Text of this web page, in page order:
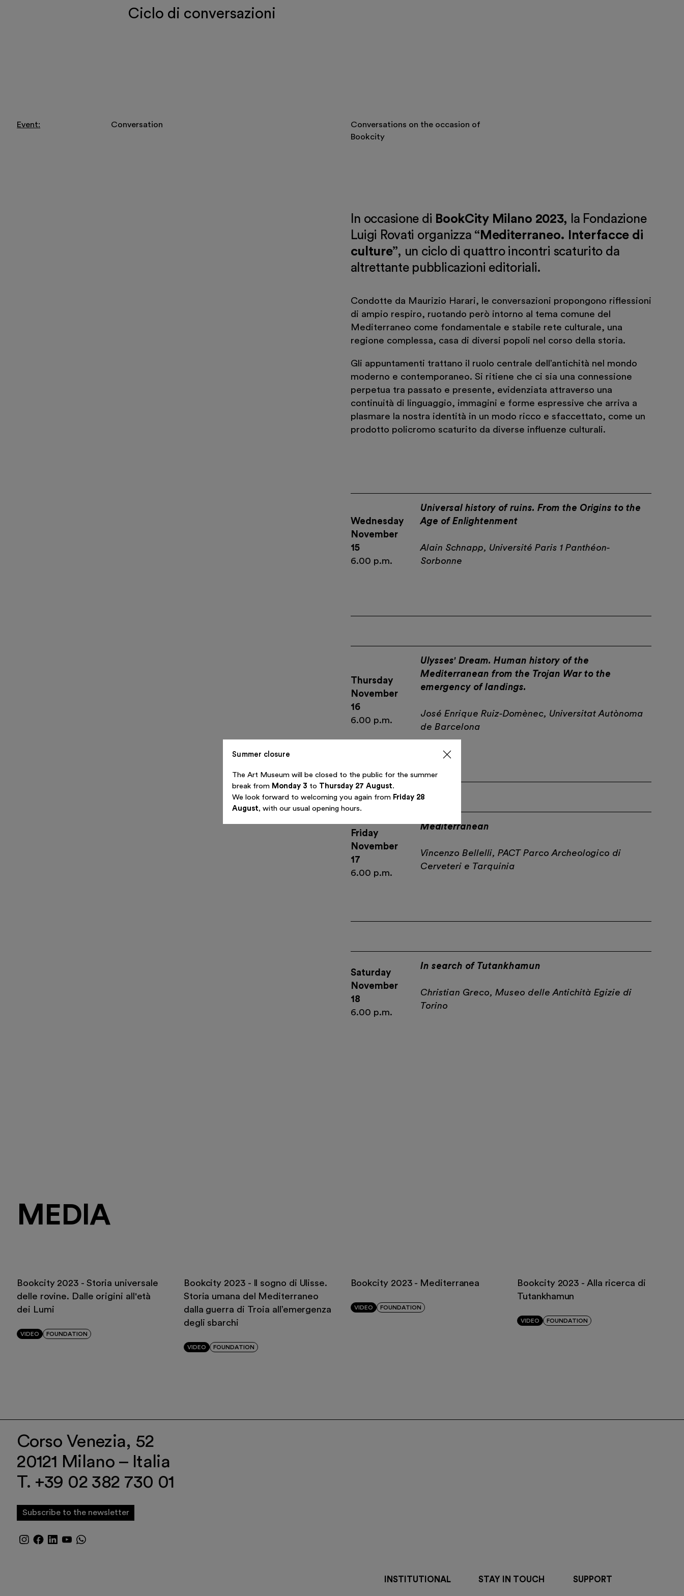
Education
Ciclo di conversazioni
Event Conversation
Conversations on the occasion of
Bookcity
In occasione di BookCity Milano 2023, la Fondazione
Luigi Rovati organizza “Mediterraneo. Interfacce di
culture”, un ciclo di quattro incontri scaturito da
altrettante pubblicazioni editoriali.
Condotte da Maurizio Harari, le conversazioni propongono riflessioni
di ampio respiro, ruotando però intorno al tema comune del
Mediterraneo come fondamentale e stabile rete culturale, una
regione complessa, casa di diversi popoli nel corso della storia.
Gli appuntamenti trattano il ruolo centrale dell’antichità nel mondo
moderno e contemporaneo. Si ritiene che ci sia una connessione
perpetua tra passato e presente, evidenziata attraverso una
continuità di linguaggio, immagini e forme espressive che arriva a
plasmare la nostra identità in un modo ricco e sfaccettato, come un
prodotto policromo scaturito da diverse influenze culturali.
Wednesday
November
15
6.00 p.m.
Universal history of ruins. From the Origins to the
Age of Enlightenment
Alain Schnapp, Université Paris 1 Panthéon-
Sorbonne
Thursday
November
16
6.00 p.m.
Ulysses' Dream. Human history of the
Mediterranean from the Trojan War to the
emergency of landings.
José Enrique Ruiz-Domènec, Universitat Autònoma
de Barcelona
Friday
November
17
6.00 p.m.
Mediterranean
Vincenzo Bellelli, PACT Parco Archeologico di
Cerveteri e Tarquinia
Saturday
November
18
6.00 p.m.
In search of Tutankhamun
Christian Greco, Museo delle Antichità Egizie di
Torino
MEDIA
Bookcity 2023 - Storia universale
delle rovine. Dalle origini all'età
dei Lumi
VIDEO FOUNDATION
Bookcity 2023 - Il sogno di Ulisse.
Storia umana del Mediterraneo
dalla guerra di Troia all’emergenza
degli sbarchi
VIDEO FOUNDATION
Bookcity 2023 - Mediterranea
VIDEO FOUNDATION
Bookcity 2023 - Alla ricerca di
Tutankhamun
VIDEO FOUNDATION
Corso Venezia, 52
20121 Milano – Italia
T. +39 02 382 730 01
Subscribe to the newsletter
INSTITUTIONAL STAY IN TOUCH SUPPORT
Summer closure
The Art Museum will be closed to the public for the summer
break from Monday 3 to Thursday 27 August.
We look forward to welcoming you again from Friday 28
August, with our usual opening hours.